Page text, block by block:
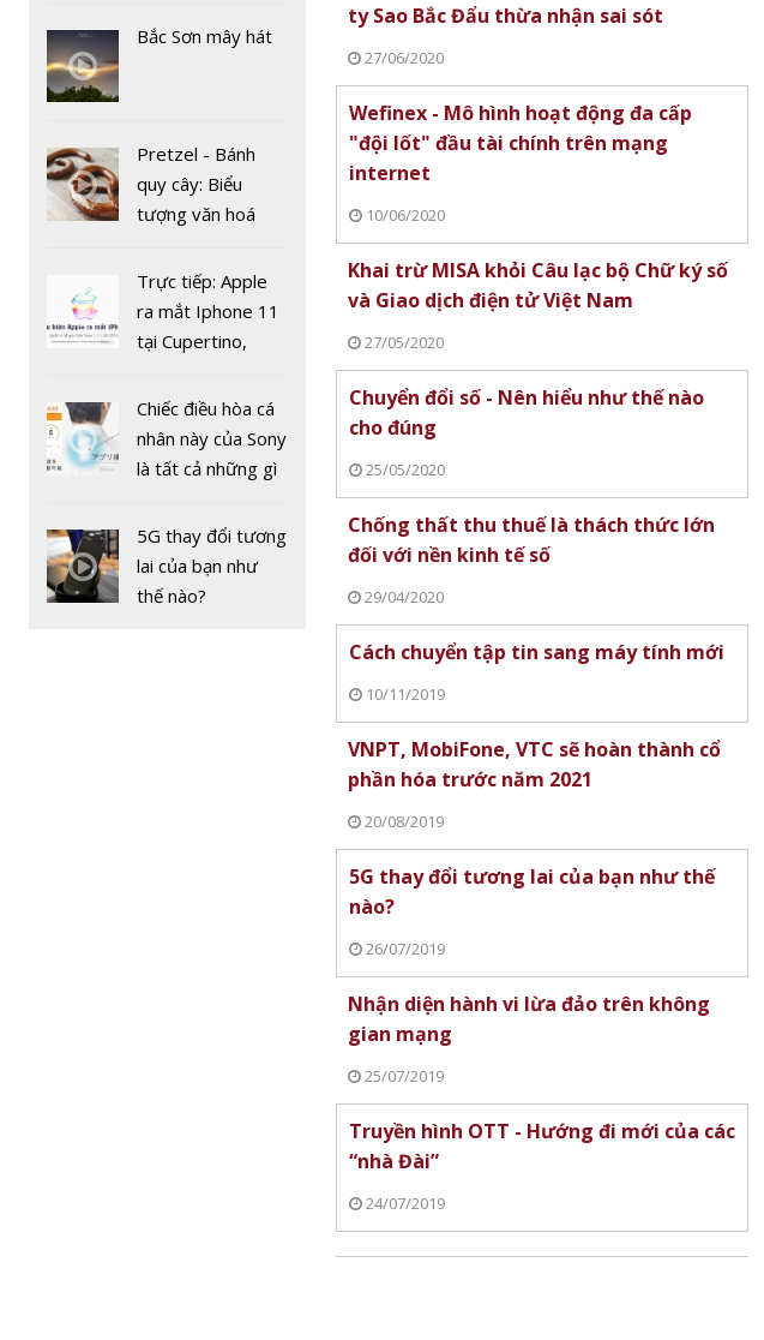
5G mang lại giá trị
300 triệu USD mỗi
năm cho các nhà
Nâng cao chất
lượng thông tin di
động
2 giây
Bắc Sơn mây hát
Pretzel - Bánh
quy cây: Biểu
tượng văn hoá
tranh cãi về nguồn
gốc
Trực tiếp: Apple
ra mắt Iphone 11
tại Cupertino,
Chiếc điều hòa cá
nhân này của Sony
là tất cả những gì
sót qua mùa hè
nóng nực
5G thay đổi tương
lai của bạn như
thế nào?
ty Sao Bắc Đẩu thừa nhận sai sót
27/06/2020
Wefinex - Mô hình hoạt động đa cấp
"đội lốt" đầu tài chính trên mạng
internet
10/06/2020
Khai trừ MISA khỏi Câu lạc bộ Chữ ký số
và Giao dịch điện tử Việt Nam
27/05/2020
Chuyển đổi số - Nên hiểu như thế nào
cho đúng
25/05/2020
Chống thất thu thuế là thách thức lớn
đối với nền kinh tế số
29/04/2020
Cách chuyển tập tin sang máy tính mới
10/11/2019
VNPT, MobiFone, VTC sẽ hoàn thành cổ
phần hóa trước năm 2021
20/08/2019
5G thay đổi tương lai của bạn như thế
nào?
26/07/2019
Nhận diện hành vi lừa đảo trên không
gian mạng
25/07/2019
Truyền hình OTT - Hướng đi mới của các
“nhà Đài”
24/07/2019